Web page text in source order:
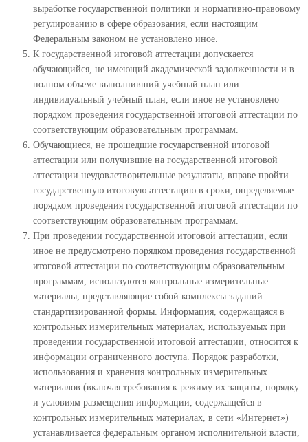
выработке государственной политики и нормативно-правовому
регулированию в сфере образования, если настоящим
Федеральным законом не установлено иное.
К государственной итоговой аттестации допускается
обучающийся, не имеющий академической задолженности и в
полном объеме выполнивший учебный план или
индивидуальный учебный план, если иное не установлено
порядком проведения государственной итоговой аттестации по
соответствующим образовательным программам.
Обучающиеся, не прошедшие государственной итоговой
аттестации или получившие на государственной итоговой
аттестации неудовлетворительные результаты, вправе пройти
государственную итоговую аттестацию в сроки, определяемые
порядком проведения государственной итоговой аттестации по
соответствующим образовательным программам.
При проведении государственной итоговой аттестации, если
иное не предусмотрено порядком проведения государственной
итоговой аттестации по соответствующим образовательным
программам, используются контрольные измерительные
материалы, представляющие собой комплексы заданий
стандартизированной формы. Информация, содержащаяся в
контрольных измерительных материалах, используемых при
проведении государственной итоговой аттестации, относится к
информации ограниченного доступа. Порядок разработки,
использования и хранения контрольных измерительных
материалов (включая требования к режиму их защиты, порядку
и условиям размещения информации, содержащейся в
контрольных измерительных материалах, в сети «Интернет»)
устанавливается федеральным органом исполнительной власти,